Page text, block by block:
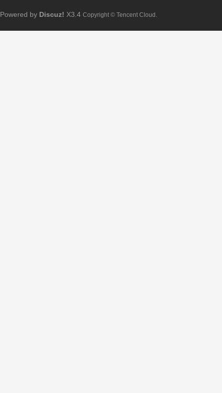
Powered by Discuz! X3.4 Copyright © Tencent Cloud.